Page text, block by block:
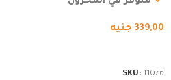
339,00 جنيه
SKU: 11076